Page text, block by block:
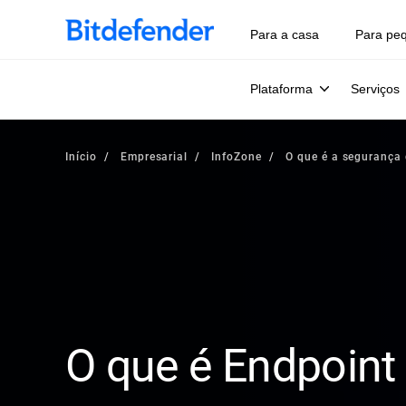
Para a casa Para
Plataforma Serviços
Início Empresarial InfoZone O que é a
O que é